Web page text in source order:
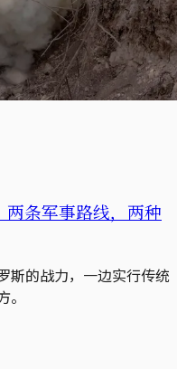
条军事路线，两种
斯的战力，一边实行传统